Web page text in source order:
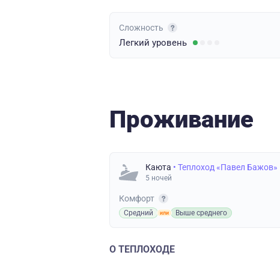
Сложность
Легкий уровень
Проживание
Каюта • Теплоход «Павел Бажов»
5 ночей
Комфорт
Средний Выше среднего
О ТЕПЛОХОДЕ